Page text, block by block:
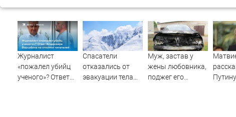
Журналист
«пожалел убийц
ученого»? Ответ
Спасатели
отказались от
эвакуации тела
Муж, застав у
жены любовника,
поджег его